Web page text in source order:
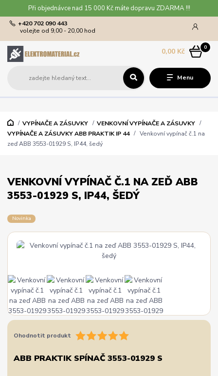
Při objednávce nad 15 000 Kč máte dopravu ZDARMA !!!
Menu
+420 702 090 443
volejte od 9,00 - 20,00 hod
0
0,00 Kč
VYPÍNAČE A ZÁSUVKY
VENKOVNÍ VYPÍNAČE A ZÁSUVKY
VYPÍNAČE A ZÁSUVKY ABB PRAKTIK IP 44
Venkovní vypínač č.1 na
zeď ABB 3553-01929 S, IP44, šedý
VENKOVNÍ VYPÍNAČ Č.1 NA ZEĎ ABB
3553-01929 S, IP44, ŠEDÝ
Novinka
Ohodnotit produkt
ABB PRAKTIK SPÍNAČ 3553-01929 S